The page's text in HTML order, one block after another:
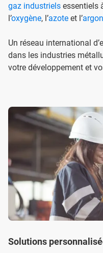
gaz industriels essentiels
l’oxygène, l’azote et l’argon
Un réseau international
dans les industries
votre développement et
Solutions